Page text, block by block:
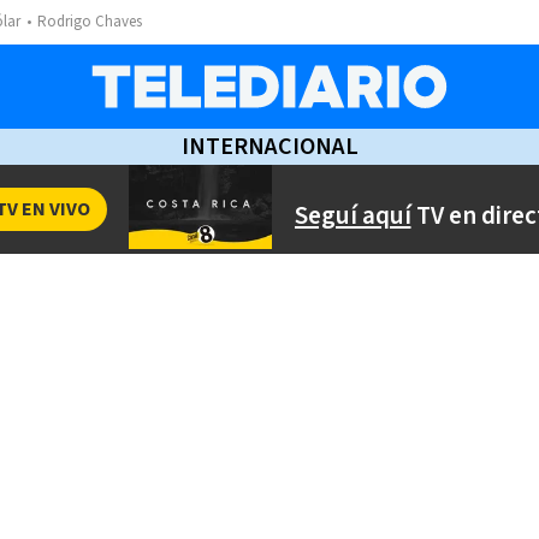
Rodrigo Chaves
INTERNACIONAL
Seguí aquíTV en
EN VIVO